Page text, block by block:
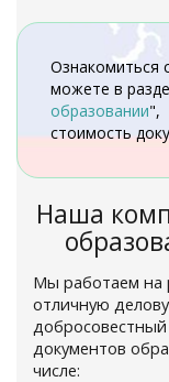
Ознакомиться
можете в
образовании",
стоимость
Наша
Мы работаем на
отличную
добросовестный
документов
числе: